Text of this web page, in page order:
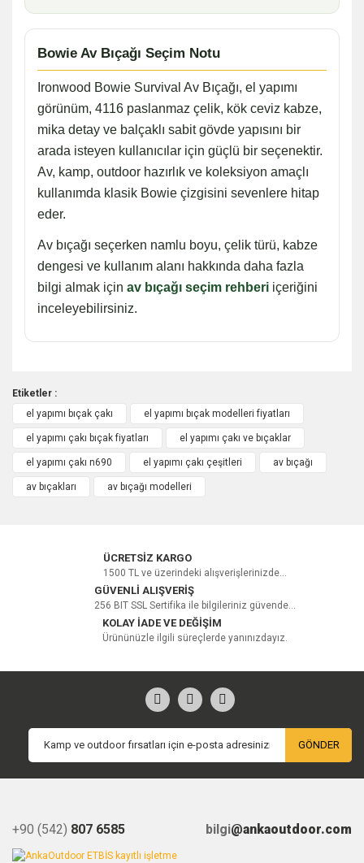
Bowie Av Bıçağı Seçim Notu
Ironwood Bowie Survival Av Bıçağı, el yapımı
görünüm, 4116 paslanmaz çelik, kök ceviz kabze,
mika detay ve balçaklı sabit gövde yapısını bir
arada isteyen kullanıcılar için güçlü bir seçenektir.
Av, kamp, outdoor hazırlık ve koleksiyon amaçlı
kullanımda klasik Bowie çizgisini sevenlere hitap
eder.
Av bıçağı seçerken namlu boyu, çelik türü, kabze
dengesi ve kullanım alanı hakkında daha fazla
bilgi almak için av bıçağı seçim rehberi içeriğini
inceleyebilirsiniz.
Bu ürüne ilk yorumu siz yapın!
Yorum Yaz
Etiketler :
el yapımı bıçak çakı
el yapımı bıçak modelleri fiyatları
el yapımı çakı bıçak fiyatları el yapımı çakı ve bıçaklar
el yapımı çakı n690 el yapımı çakı çeşitleri av bıçağı
av bıçakları av bıçağı modelleri
ÜCRETSİZ KARGO
1500 TL ve üzerindeki alışverişlerinizde...
GÜVENLİ ALIŞVERİŞ
256 BIT SSL Sertifika ile bilgileriniz güvende...
KOLAY İADE VE DEĞİŞİM
Ürününüzle ilgili süreçlerde yanınızdayız.
GÖNDER
+90 (542) 807 6585 bilgi@ankaoutdoor.com